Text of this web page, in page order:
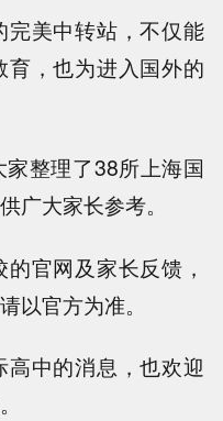
美中转站，不仅能
，也为进入国外的
整理了38所上海国
广大家长参考。
官网及家长反馈，
以官方为准。
中的消息，也欢迎